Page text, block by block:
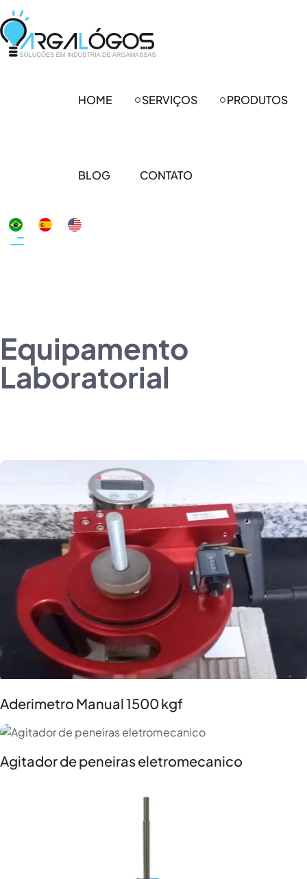
HOME SERVIÇOS PRODUTOS
BLOG CONTATO
Equipamento
Laboratorial
Aderimetro Manual 1500 kgf
Agitador de peneiras eletromecanico